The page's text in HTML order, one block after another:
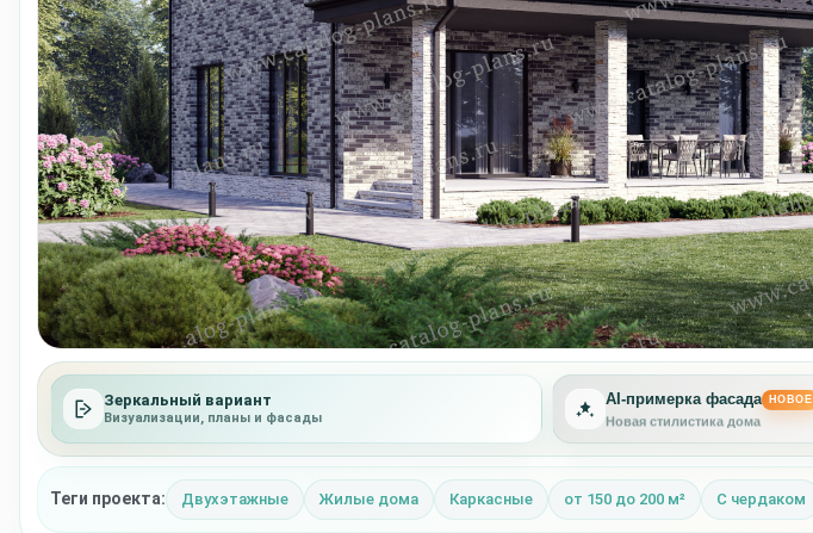
Зеркальный вариант
Визуализации, планы и фасады
AI-примерка фасада НОВОЕ
Новая стилистика дома
Теги проекта: Двухэтажные Жилые дома Каркасные от 150 до 200 м² С чердаком